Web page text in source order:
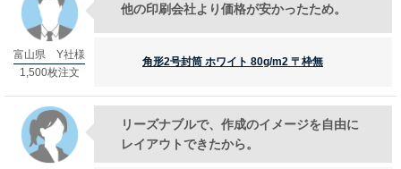
見積請求
選べる注文方法
お持ちのデータから印刷する
お持ちの封筒から印刷する
富山県 Y社様
1,500枚注文
他の印刷会社より価格が安かったため。
角形2号封筒 ホワイト 80g/m2 〒枠無
リーズナブルで、作成のイメージを自由に
レイアウトできたから。